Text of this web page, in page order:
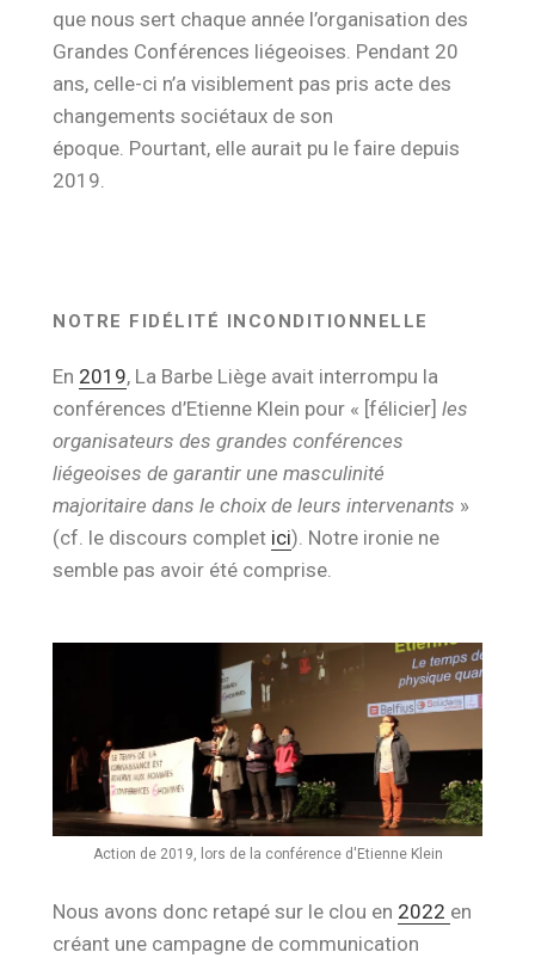
que nous sert chaque année l’organisation des
Grandes Conférences liégeoises. Pendant 20
ans, celle-ci n’a visiblement pas pris acte des
changements sociétaux de son
époque. Pourtant, elle aurait pu le faire depuis
2019.
NOTRE FIDÉLITÉ INCONDITIONNELLE
En 2019, La Barbe Liège avait interrompu la
conférences d’Etienne Klein pour « [félicier] les
organisateurs des grandes conférences
liégeoises de garantir une masculinité
majoritaire dans le choix de leurs intervenants »
(cf. le discours complet ici). Notre ironie ne
semble pas avoir été comprise.
Action de 2019, lors de la conférence d'Etienne Klein
Nous avons donc retapé sur le clou en 2022 en
créant une campagne de communication